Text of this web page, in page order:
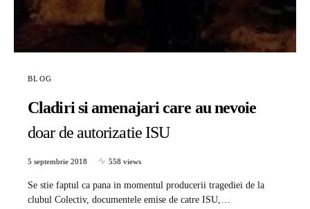
BLOG
Cladiri si amenajari care au nevoie
doar de autorizatie ISU
5 septembrie 2018 558 views
Se stie faptul ca pana in momentul producerii tragediei de la
clubul Colectiv, documentele emise de catre ISU,…